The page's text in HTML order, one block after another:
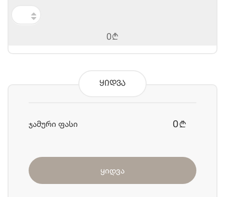
0b
ყიდვა
ჯამური ფასი 0b
ყიდვა